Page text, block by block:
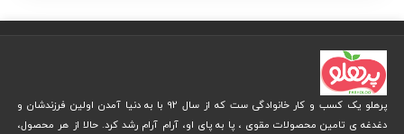
پرهلو یک کسب و کار خانوادگی ست که از سال 92 با به دنیا آمدن اولین فرزندشان و
دغدغه ی تامین محصولات مقوی ، پا به پای او، آرام آرام رشد کرد. حالا از هر محصول،